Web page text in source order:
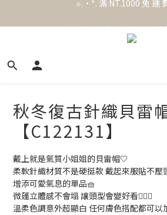
⟡.·*. 滿 NT.1000 免 運
秋冬復古針織貝雷
【C122131】
戴上就是氣質小姐姐的貝雷帽🤍
柔軟針織材質不是硬挺款 戴起來服貼不壓
增添可愛氣息的單品🧺
微蓬立體感不會塌 讓頭型會變好看🙆🏻‍♀️
溫柔色調意外超顯白 任何膚色搭配都可以